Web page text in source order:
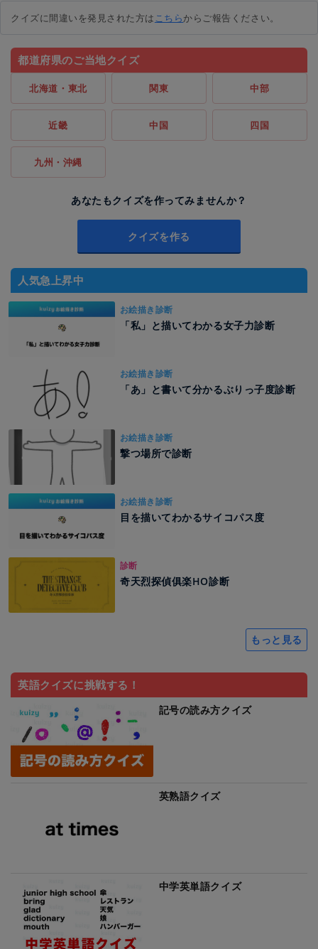
クイズに間違いを発見された方はこちらからご報告ください。
都道府県のご当地クイズ
北海道・東北 関東 中部
近畿 中国 四国
九州・沖縄
あなたもクイズを作ってみませんか？
クイズを作る
人気急上昇中
お絵描き診断
「私」と描いてわかる女子力診断
お絵描き診断
「あ」と書いて分かるぶりっ子度診断
お絵描き診断
撃つ場所で診断
お絵描き診断
目を描いてわかるサイコパス度
診断
奇天烈探偵俱楽HO診断
もっと見る
英語クイズに挑戦する！
記号の読み方クイズ
英熟語クイズ
中学英単語クイズ